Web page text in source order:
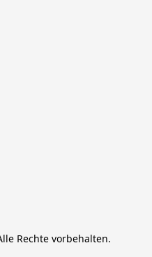
Rechte vorbehalten.